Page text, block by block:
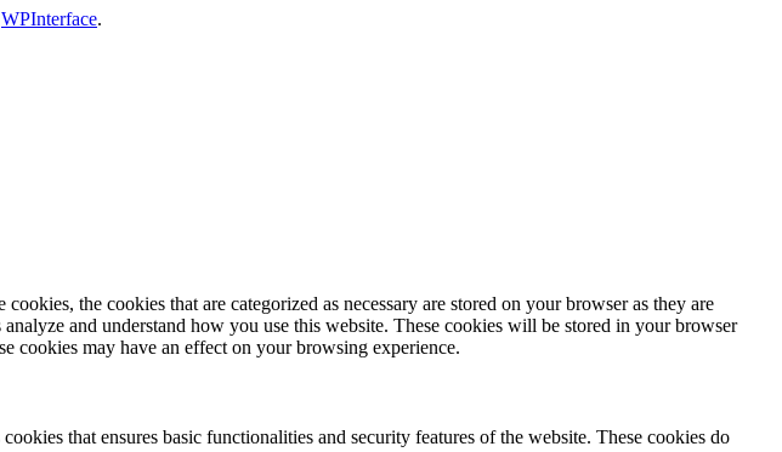
WPInterface.
the cookies that are categorized as necessary are stored on your browser as they are
and understand how you use this website. These cookies will be stored in your browser
cookies may have an effect on your browsing experience.
that ensures basic functionalities and security features of the website. These cookies do